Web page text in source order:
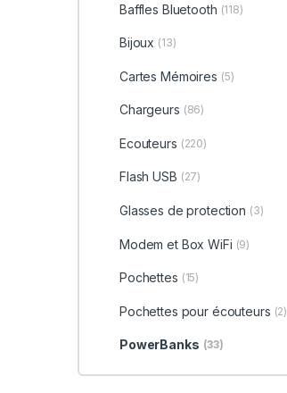
Baffles Bluetooth (118)
Bijoux (13)
Cartes Mémoires (5)
Chargeurs (86)
Ecouteurs (220)
Flash USB (27)
Glasses de protection (3)
Modem et Box WiFi (9)
Pochettes (15)
Pochettes pour écouteurs (2)
PowerBanks (33)